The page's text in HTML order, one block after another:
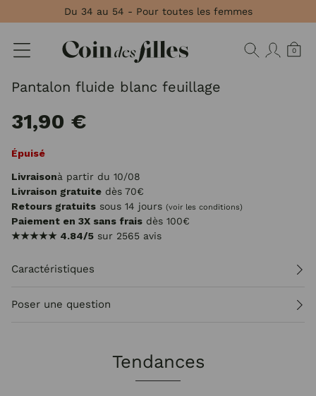
Du 34 au 54 - Pour toutes les femmes
0
Pantalon fluide blanc feuillage
31,90 €
Épuisé
Livraisonà partir du 10/08
Livraison gratuite dès 70€
Retours gratuits sous 14 jours (voir les conditions)
Paiement en 3X sans frais dès 100€
★★★★★ 4.84/5 sur 2565 avis
Caractéristiques
Poser une question
Tendances
Panneau de gestion des cookies